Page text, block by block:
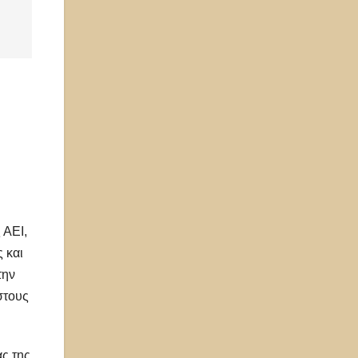
ΑΕΙ,